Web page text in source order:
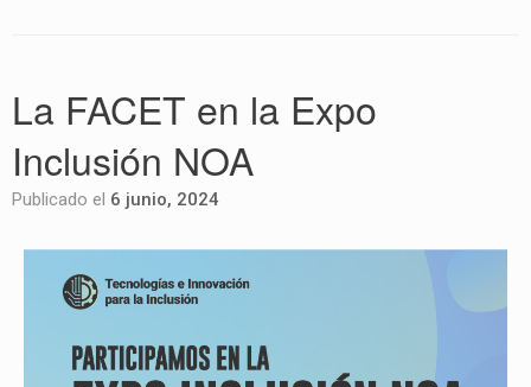
La FACET en la Expo
Inclusión NOA
Publicado el 6 junio, 2024